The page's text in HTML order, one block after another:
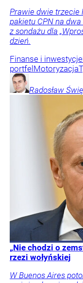
Prawie dwie trzecie
pakietu CPN na
z sondażu dla
dzień.
Finanse i inwestycje
portfelMotoryzacja
Radosław
„Nie chodzi o
rzezi wołyńskiej
W Buenos Aires